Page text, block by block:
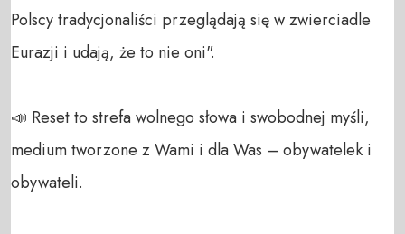
Polscy tradycjonaliści przeglądają się w zwierciadle
Eurazji i udają, że to nie oni".
📣 Reset to strefa wolnego słowa i swobodnej myśli,
medium tworzone z Wami i dla Was – obywatelek i
obywateli.